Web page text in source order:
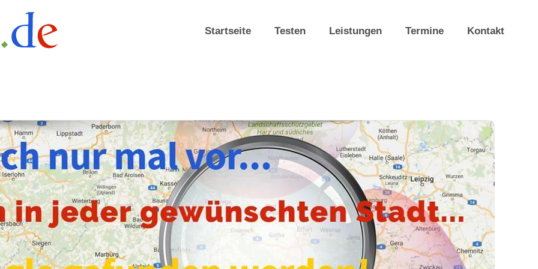
Startseite Testen Leistungen Termine Kontakt